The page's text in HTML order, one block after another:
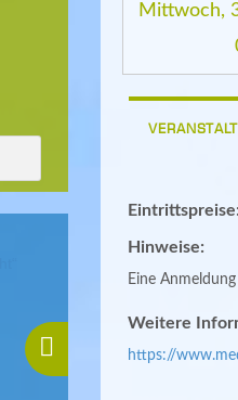
Mittwoch,
Eintrittspreise:
Hinweise:
Eine
Weitere
https://